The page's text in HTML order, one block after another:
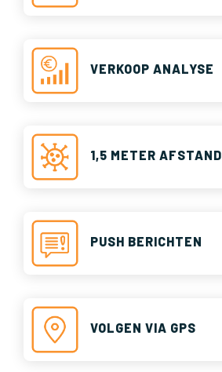
VERKOOP ANALYSE
1,5 METER AFSTAND
PUSH BERICHTEN
VOLGEN VIA GPS